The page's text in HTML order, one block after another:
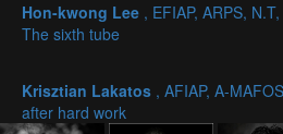
Hon-kwong Lee , EFIAP, ARPS,
The sixth tube
Krisztian Lakatos , AFIAP, A-
after hard work